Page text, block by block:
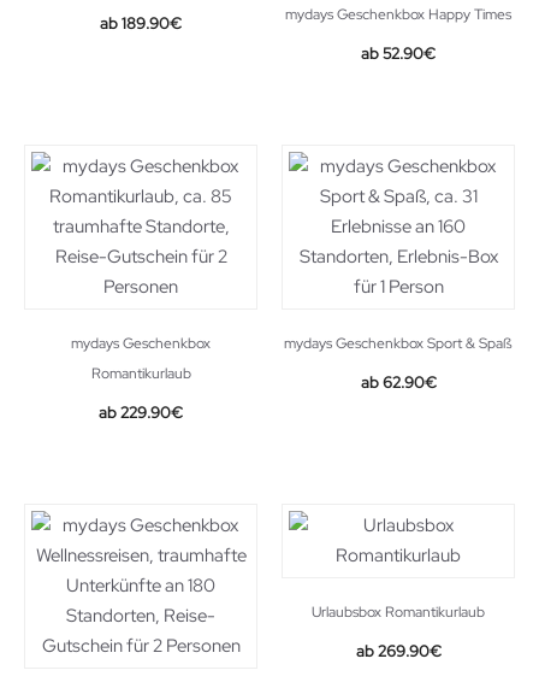
189.90€ mydays Geschenkbox Happy Times
52.90€
mydays Geschenkbox
Romantikurlaub
229.90€
mydays Geschenkbox Sport & Spaß
62.90€
Urlaubsbox Romantikurlaub
269.90€